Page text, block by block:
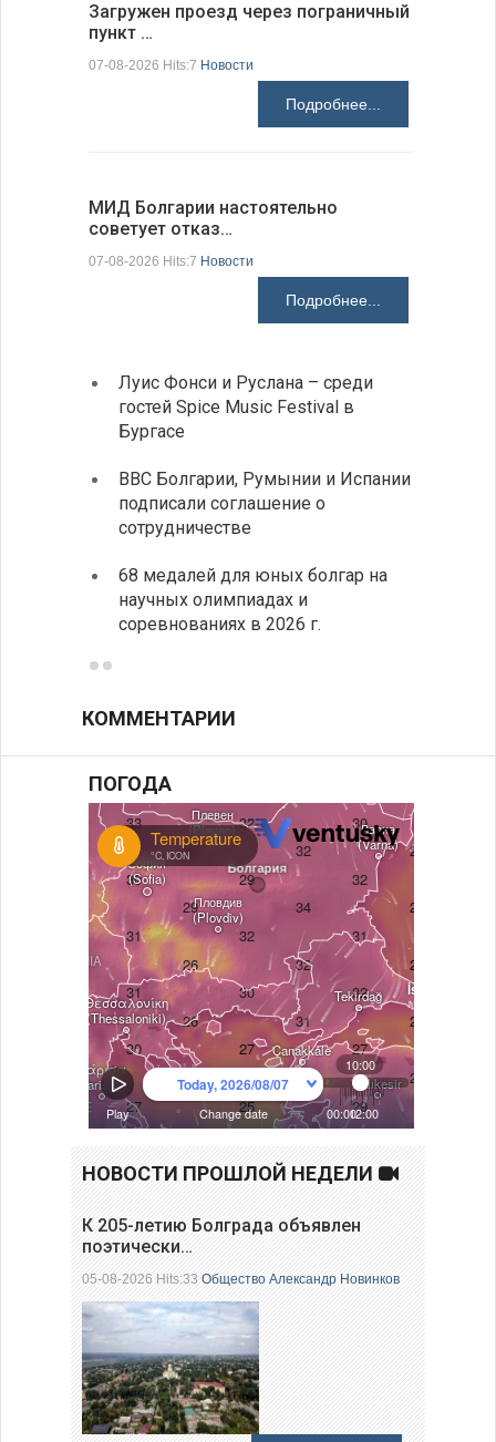
Загружен проезд через пограничный
пункт …
07-08-2026 Hits:7 Новости
Подробнее...
МИД Болгарии настоятельно
советует отказ…
07-08-2026 Hits:7 Новости
Подробнее...
Луис Фонси и Руслана – среди
гостей Spice Music Festival в
Бургасе
ВВС Болгарии, Румынии и Испании
подписали соглашение о
сотрудничестве
68 медалей для юных болгар на
научных олимпиадах и
соревнованиях в 2026 г.
КОММЕНТАРИИ
ПОГОДА
НОВОСТИ ПРОШЛОЙ НЕДЕЛИ
К 205-летию Болграда объявлен
поэтически…
05-08-2026 Hits:33Общество Александр Новинков